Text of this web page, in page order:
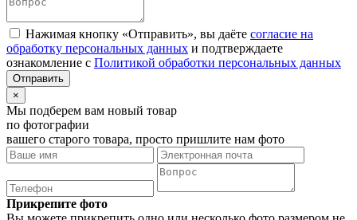
Нажимая кнопку «Отправить», вы даёте согласие на
обработку персональных данных и подтверждаете
ознакомление с Политикой обработки персональных данных
×
Мы подберем вам новый товар
по фотографии
вашего старого товара, просто пришлите нам фото
Прикрепите фото